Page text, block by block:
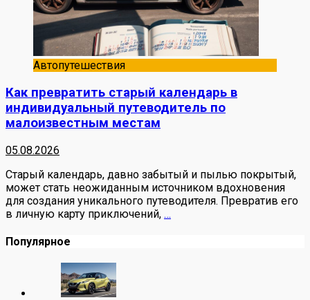
Автопутешествия
Как превратить старый календарь в
индивидуальный путеводитель по
малоизвестным местам
05.08.2026
Старый календарь, давно забытый и пылью покрытый,
может стать неожиданным источником вдохновения
для создания уникального путеводителя. Превратив его
в личную карту приключений, …
Популярное